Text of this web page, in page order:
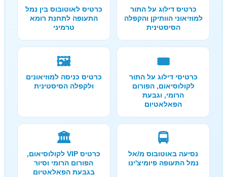
כרטיס דילוג על התור
למוזיאוני הוותיקן והקפלה
הסיסטינית
כרטיס לאוטובוס בין נמל
התעופה לתחנת רומא
טרמיני
🎟️
כרטיסי דילוג על התור
לקולוסיאום, הפורום
הרומי, וגבעת
הפאלאטיום
🖼️
כרטיס כניסה למוזיאונים
ולקפלה הסיסטינית
🚍
נסיעה באוטובוס מ/אל
נמל התעופה פיומיצ'ינו
🏛️
כרטיס VIP לקולוסיאום,
הפורום הרומי וסיור
בגבעת הפאלאטיום